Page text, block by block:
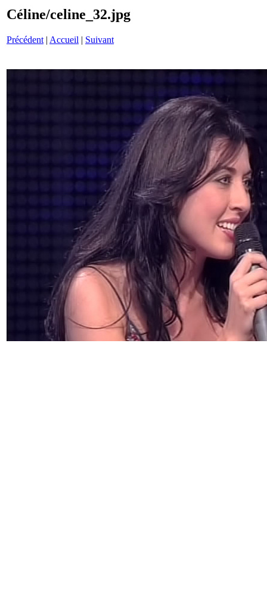
Céline/celine_32.jpg
Précédent | Accueil | Suivant